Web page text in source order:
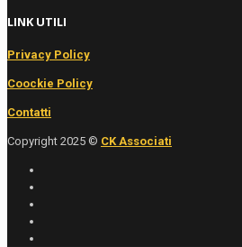
LINK UTILI
Privacy Policy
Coockie Policy
Contatti
Copyright 2025 © CK Associati